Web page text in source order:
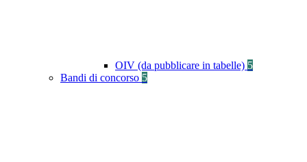
OIV (da pubblicare in tabelle) 5
Bandi di concorso 5